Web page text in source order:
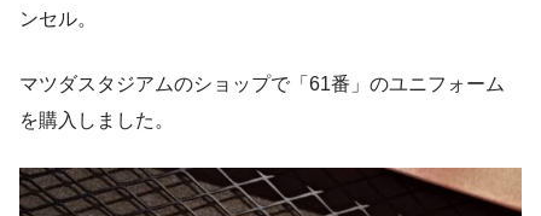
ンセル。
マツダスタジアムのショップで「61番」のユニフォーム
を購入しました。